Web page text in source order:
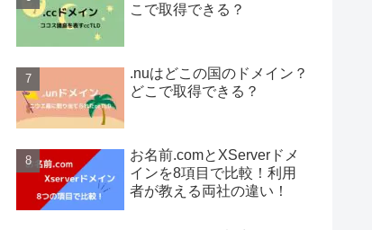
こで取得できる？
.nuはどこの国のドメイン？
どこで取得できる？
お名前.comとXServerドメ
インを8項目で比較！利用
者が教える両社の違い！